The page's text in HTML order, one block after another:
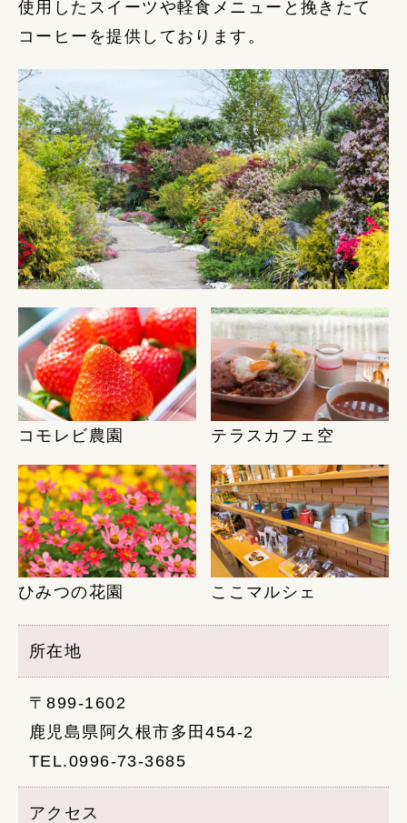
使用したスイーツや軽食メニューと挽きたて
コーヒーを提供しております。
コモレビ農園 テラスカフェ空
ひみつの花園 ここマルシェ
所在地
〒899-1602
鹿児島県阿久根市多田454-2
TEL.0996-73-3685
アクセス